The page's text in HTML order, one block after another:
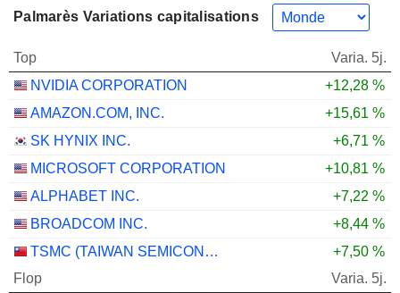
Palmarès Variations capitalisations
Top
Varia. 5j.
NVIDIA CORPORATION
+12,28 %
AMAZON.COM, INC.
+15,61 %
SK HYNIX INC.
+6,71 %
MICROSOFT CORPORATION
+10,81 %
ALPHABET INC.
+7,22 %
BROADCOM INC.
+8,44 %
TSMC (TAIWAN SEMICONDUCTOR MANUFACTURING COMPANY)
+7,50 %
Flop
Varia. 5j.